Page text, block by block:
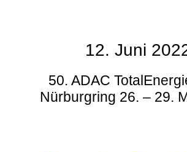
12. Juni
50. ADAC
Nürburgring 26. – 29.